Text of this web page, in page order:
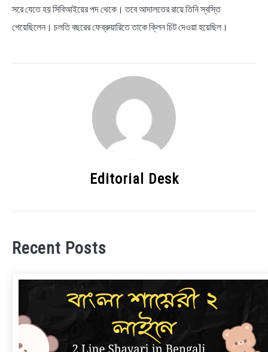
সরে যেতে হয় সিবিআইয়ের পদ থেকে। তবে আদালতের রায়ে তিনি স্বস্তি
পেয়েছিলেন। চলতি বছরের ফেব্রুয়ারিতে তাকে ক্লিন চিট দেওয়া হয়েছিল।
Editorial Desk
Recent Posts